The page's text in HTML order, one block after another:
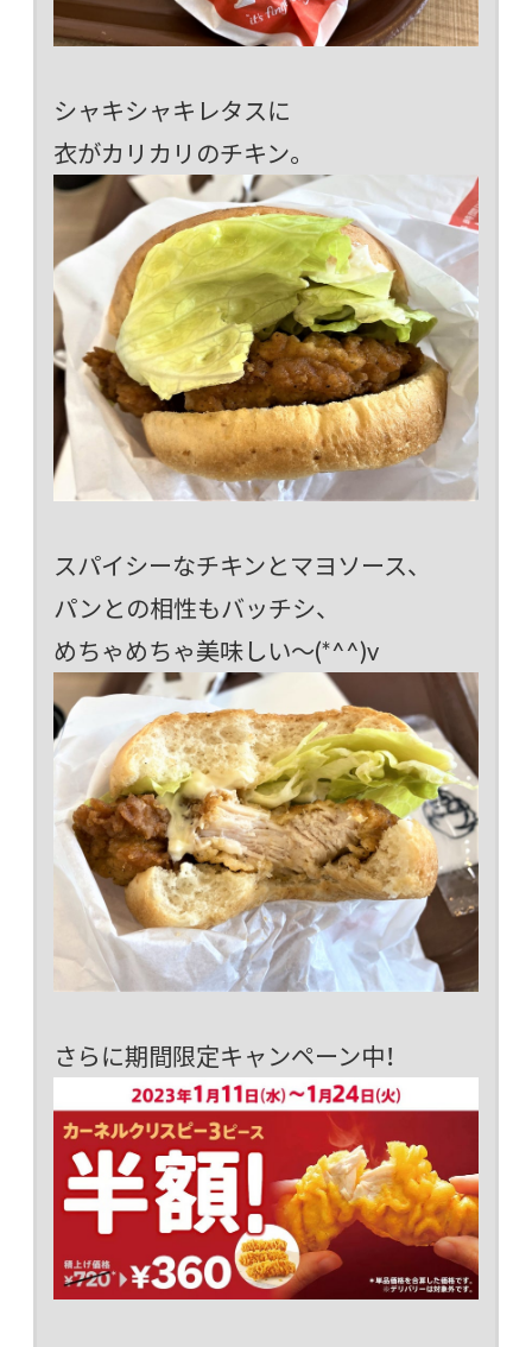
シャキシャキレタスに
衣がカリカリのチキン。
スパイシーなチキンとマヨソース、
パンとの相性もバッチシ、
めちゃめちゃ美味しい～(*^^)v
さらに期間限定キャンペーン中！